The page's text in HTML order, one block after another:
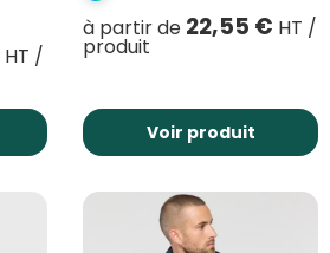
HT /
à partir de 22,55 € HT /
produit
Voir produit